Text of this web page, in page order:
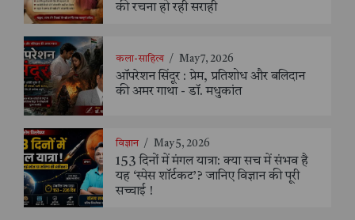
की रचना हो रही सराही
कला-साहित्य / May 7, 2026
ऑपरेशन सिंदूर : प्रेम, प्रतिशोध और बलिदान
की अमर गाथा - डॉ. मधुकांत
विज्ञान / May 5, 2026
153 दिनों में मंगल यात्रा: क्या सच में संभव है
यह ‘स्पेस शॉर्टकट’? जानिए विज्ञान की पूरी
सच्चाई !